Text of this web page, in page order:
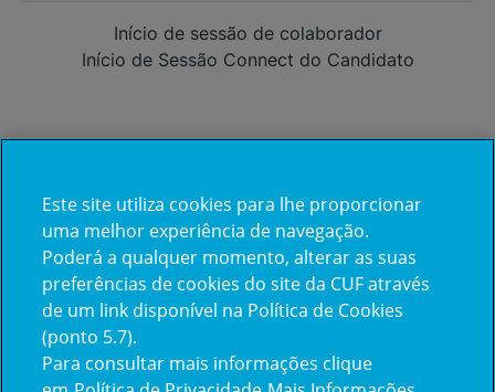
Início de sessão de colaborador
Início de Sessão Connect do Candidato
Já trabalha na CUF?
Vamos encontrar juntos o seu
próximo colega de equipe.
Este site utiliza cookies para lhe proporcionar
uma melhor experiência de navegação.
Poderá a qualquer momento, alterar as suas
preferências de cookies do site da CUF através
de um link disponível na Política de Cookies
(ponto 5.7).
Para consultar mais informações clique